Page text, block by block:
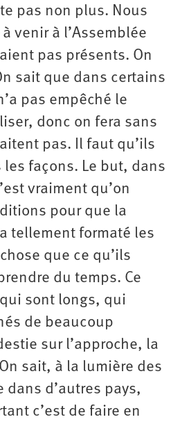
pas non plus. Nous
venir à l’Assemblée
pas présents. On
sait que dans certains
pas empêché le
donc on fera sans
pas. Il faut qu’ils
façons. Le but, dans
vraiment qu’on
pour que la
tellement formaté les
que ce qu’ils
du temps. Ce
sont longs, qui
de beaucoup
sur l’approche, la
sait, à la lumière des
dans d’autres pays,
c’est de faire en